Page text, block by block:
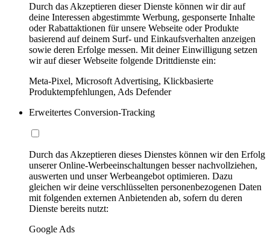
Durch das Akzeptieren dieser Dienste können wir dir auf
deine Interessen abgestimmte Werbung, gesponserte Inhalte
oder Rabattaktionen für unsere Webseite oder Produkte
basierend auf deinem Surf- und Einkaufsverhalten anzeigen
sowie deren Erfolge messen. Mit deiner Einwilligung setzen
wir auf dieser Webseite folgende Drittdienste ein:
Meta-Pixel, Microsoft Advertising, Klickbasierte
Produktempfehlungen, Ads Defender
Erweitertes Conversion-Tracking
Durch das Akzeptieren dieses Dienstes können wir den Erfolg
unserer Online-Werbeeinschaltungen besser nachvollziehen,
auswerten und unser Werbeangebot optimieren. Dazu
gleichen wir deine verschlüsselten personenbezogenen Daten
mit folgenden externen Anbietenden ab, sofern du deren
Dienste bereits nutzt:
Google Ads